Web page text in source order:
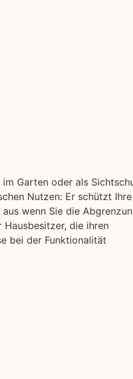
Garten oder als
Nutzen: Er schützt Ihre
wenn Sie die
die ihren
bei der Funktionalität